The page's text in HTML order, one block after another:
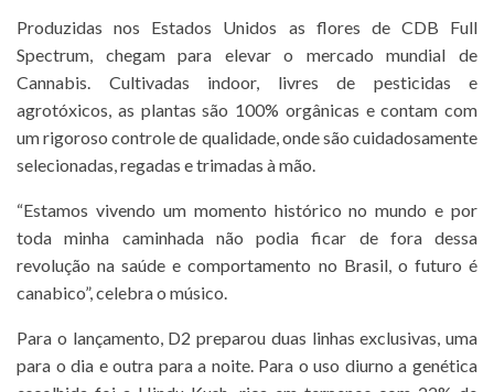
Produzidas nos Estados Unidos as flores de CDB Full
Spectrum, chegam para elevar o mercado mundial de
Cannabis. Cultivadas indoor, livres de pesticidas e
agrotóxicos, as plantas são 100% orgânicas e contam com
um rigoroso controle de qualidade, onde são cuidadosamente
selecionadas, regadas e trimadas à mão.
“Estamos vivendo um momento histórico no mundo e por
toda minha caminhada não podia ficar de fora dessa
revolução na saúde e comportamento no Brasil, o futuro é
canabico”, celebra o músico.
Para o lançamento, D2 preparou duas linhas exclusivas, uma
para o dia e outra para a noite. Para o uso diurno a genética